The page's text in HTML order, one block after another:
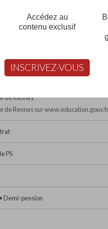
49
rennes.fr
de Rennes
de Rennes sur
PS
Demi-pension
Accédez au
contenu exclusif
INSCRIVEZ-VOUS